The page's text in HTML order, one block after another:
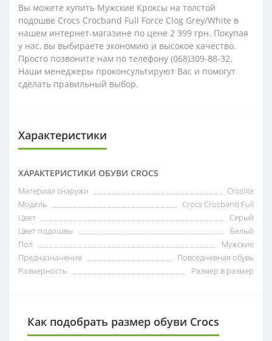
Вы можете купить Мужские Кроксы на толстой
подошве Crocs Crocband Full Force Clog Grey/White в
нашем интернет-магазине по цене 2 399 грн. Покупая
у нас, вы выбираете экономию и высокое качество.
Просто позвоните нам по телефону (068)309-88-32.
Наши менеджеры проконсультируют Вас и помогут
сделать правильный выбор.
Характеристики
ХАРАКТЕРИСТИКИ ОБУВИ CROCS
Материал снаружи
Croslite
Модель
Crocs Crocband Full
Цвет
Серый
Цвет подошвы
Белый
Пол
Мужские
Предназначение
Повседневная обувь
Размерность
Размер в размер
Как подобрать размер обуви Crocs